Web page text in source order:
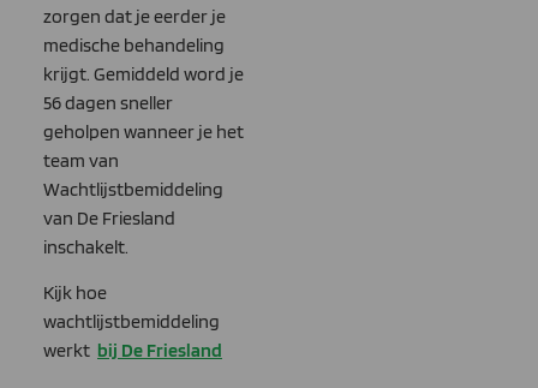
zorgen dat je eerder je
medische behandeling
krijgt. Gemiddeld word je
56 dagen sneller
geholpen wanneer je het
team van
Wachtlijstbemiddeling
van De Friesland
inschakelt.
Kijk hoe
wachtlijstbemiddeling
werkt bij De Friesland